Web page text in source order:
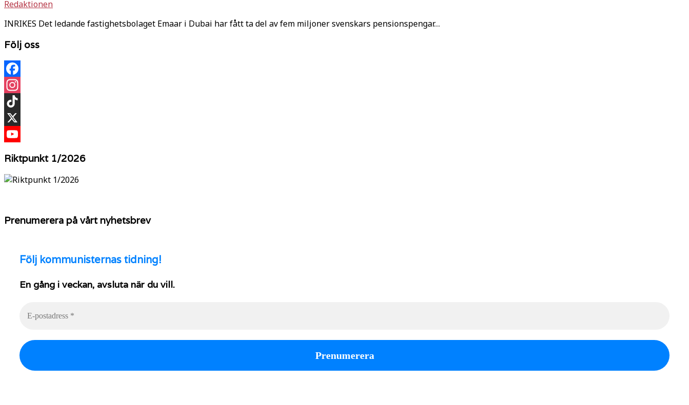
Redaktionen
INRIKES Det ledande fastighetsbolaget Emaar i Dubai har fått ta del av fem miljoner svenskars pensionspengar…
Följ oss
Facebook
Instagram
TikTok
X
Riktpunkt 1/2026
Prenumerera på vårt nyhetsbrev
Följ kommunisternas tidning!
En gång i veckan, avsluta när du vill.